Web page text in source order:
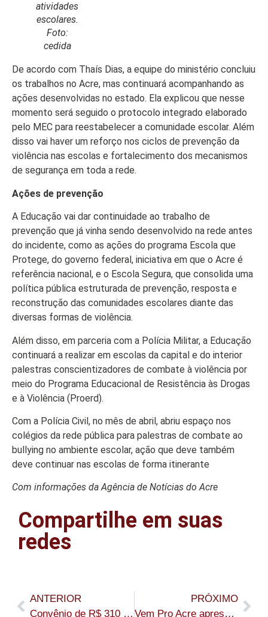
atividades
escolares.
Foto:
cedida
De acordo com Thaís Dias, a equipe do ministério concluiu
os trabalhos no Acre, mas continuará acompanhando as
ações desenvolvidas no estado. Ela explicou que nesse
momento será seguido o protocolo integrado elaborado
pelo MEC para reestabelecer a comunidade escolar. Além
disso vai haver um reforço nos ciclos de prevenção da
violência nas escolas e fortalecimento dos mecanismos
de segurança em toda a rede.
Ações de prevenção
A Educação vai dar continuidade ao trabalho de
prevenção que já vinha sendo desenvolvido na rede antes
do incidente, como as ações do programa Escola que
Protege, do governo federal, iniciativa em que o Acre é
referência nacional, e o Escola Segura, que consolida uma
política pública estruturada de prevenção, resposta e
reconstrução das comunidades escolares diante das
diversas formas de violência.
Além disso, em parceria com a Polícia Militar, a Educação
continuará a realizar em escolas da capital e do interior
palestras conscientizadores de combate à violência por
meio do Programa Educacional de Resistência às Drogas
e à Violência (Proerd).
Com a Polícia Civil, no mês de abril, abriu espaço nos
colégios da rede pública para palestras de combate ao
bullying no ambiente escolar, ação que deve também
deve continuar nas escolas de forma itinerante
Com informações da Agência de Notícias do Acre
Compartilhe em suas
redes
ANTERIOR
Convênio de R$ 310 mil para implantação do Programa Família Acolhedora é assinado em Cruzeiro do Sul
PRÓXIMO
Vem Pro Acre apresenta oportunidades de investimento a empresários no Rio de Janeiro